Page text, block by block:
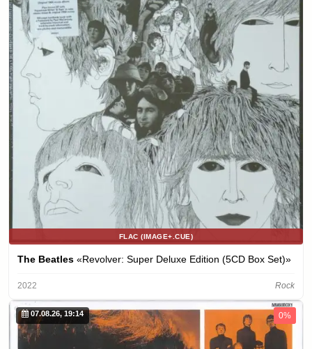
FLAC (IMAGE+.CUE)
The Beatles «Revolver: Super Deluxe Edition (5CD Box Set)»
2022 Rock
07.08.26, 19:14 0%